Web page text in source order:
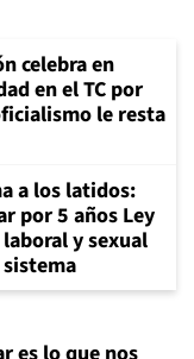
celebra en
en el TC por
le resta
a los latidos:
por 5 años Ley
y sexual